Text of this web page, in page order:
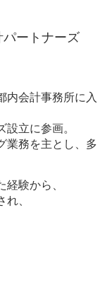
ートナーズ
内会計事務所に入
立に参画。
業務を主とし、多
験から、
、